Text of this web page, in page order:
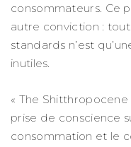
consommateurs. Ce
autre conviction :
standards n’est
inutiles.
« The
prise de conscience
consommation et le